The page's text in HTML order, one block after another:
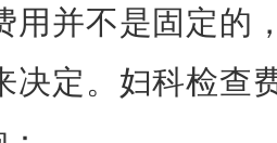
用并不是固定的
决定。妇科检查